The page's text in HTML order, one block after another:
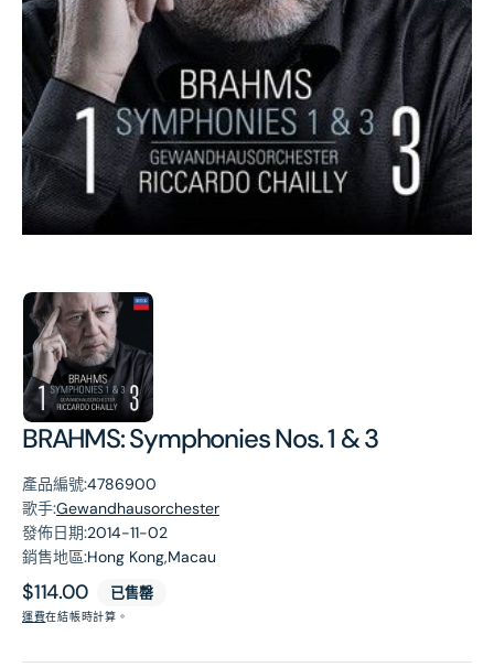
BRAHMS: Symphonies Nos. 1 & 3
產品編號:4786900
歌手:Gewandhausorchester
發佈日期:2014-11-02
銷售地區:Hong Kong,Macau
原
價
$114.00 已售罄
運費在結帳時計算。
在
簿
中
開
啟
第
張